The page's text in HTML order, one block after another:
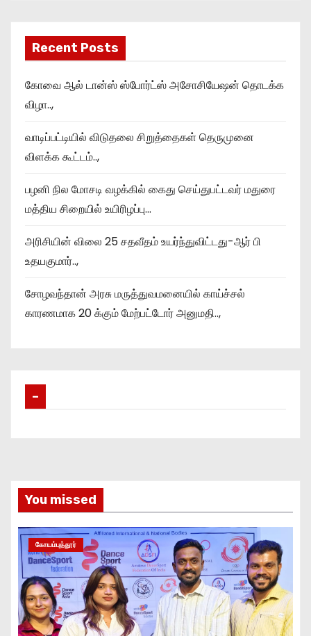
Recent Posts
கோவை ஆல் டான்ஸ் ஸ்போர்ட்ஸ் அசோசியேஷன் தொடக்க
விழா..,
வாடிப்பட்டியில் விடுதலை சிறுத்தைகள் தெருமுனை
விளக்க கூட்டம்..,
பழனி நில மோசடி வழக்கில் கைது செய்துபட்டவர் மதுரை
மத்திய சிறையில் உயிரிழப்பு…
அரிசியின் விலை 25 சதவீதம் உயர்ந்துவிட்டது-ஆர் பி
உதயகுமார்..,
சோழவந்தான் அரசு மருத்துவமனையில் காய்ச்சல்
காரணமாக 20 க்கும் மேற்பட்டோர் அனுமதி..,
–
You missed
கோயம்புத்தூர்